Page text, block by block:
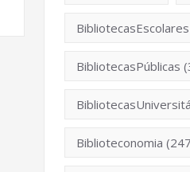
BibliotecasEscolares
BibliotecasPúblicas
Biblioteconomia